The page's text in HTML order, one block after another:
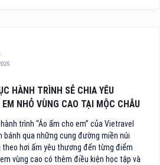
HÀNH TRÌNH SẺ CHIA YÊU
NHỎ VÙNG CAO TẠI MỘC CHÂU
trình “Áo ấm cho em” của Vietravel
bánh qua những cung đường miền núi
theo hơi ấm yêu thương đến từng điểm
vùng cao có thêm điều kiện học tập và